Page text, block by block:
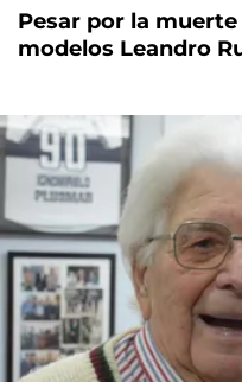
Pesar por la
modelos Leandro